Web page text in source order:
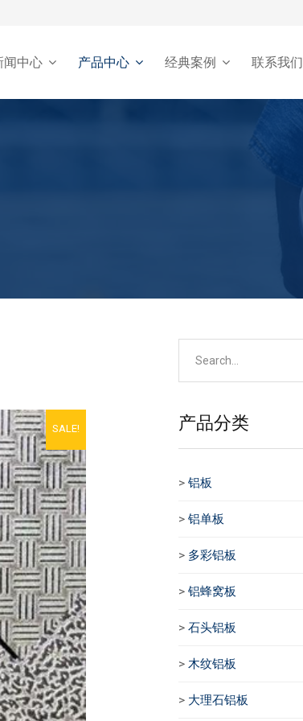
闻中心 产品中心 经典案例 联系我们
SALE! 产品分类
> 铝板
> 铝单板
> 多彩铝板
> 铝蜂窝板
> 石头铝板
> 木纹铝板
> 大理石铝板